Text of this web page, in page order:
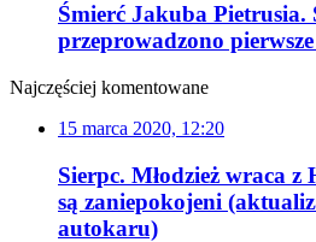
Śmierć Jakuba
przeprowadzono pierwsze
Najczęściej komentowane
15 marca 2020, 12:20
Sierpc. Młodzież wraca
są zaniepokojeni
autokaru)